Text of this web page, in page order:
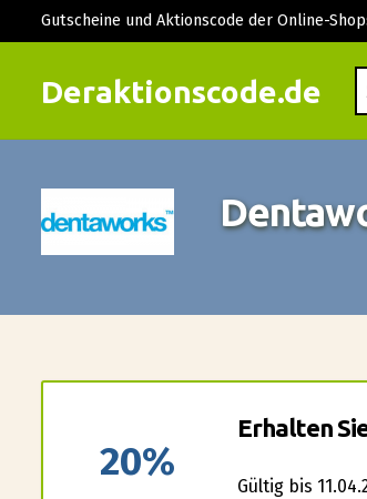
Deraktionscode.de
Gutscheine und Aktionscode der Online-
20%
Erhalten
Gültig bis